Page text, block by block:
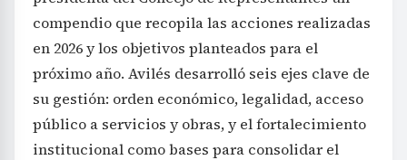
compendio que recopila las acciones realizadas
en 2026 y los objetivos planteados para el
próximo año. Avilés desarrolló seis ejes clave de
su gestión: orden económico, legalidad, acceso
público a servicios y obras, y el fortalecimiento
institucional como bases para consolidar el